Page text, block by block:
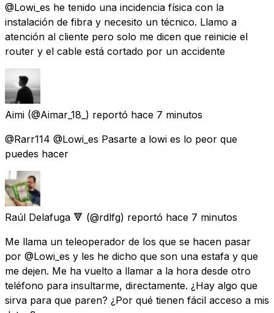
@Lowi_es he tenido una incidencia física con la
instalación de fibra y necesito un técnico. Llamo a
atención al cliente pero solo me dicen que reinicie el
router y el cable está cortado por un accidente
Aimi (@Aimar_18_) reportó hace 7 minutos
@Rarr114 @Lowi_es Pasarte a lowi es lo peor que
puedes hacer
Raúl Delafuga 🔻 (@rdlfg) reportó hace 7 minutos
Me llama un teleoperador de los que se hacen pasar
por @Lowi_es y les he dicho que son una estafa y que
me dejen. Me ha vuelto a llamar a la hora desde otro
teléfono para insultarme, directamente. ¿Hay algo que
sirva para que paren? ¿Por qué tienen fácil acceso a mis